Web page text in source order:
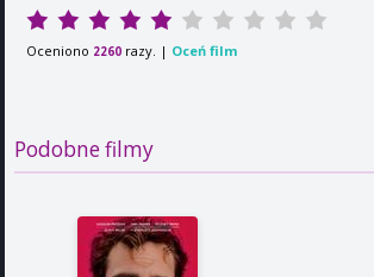
Oceniono 2260 razy. | Oceń film
Podobne filmy